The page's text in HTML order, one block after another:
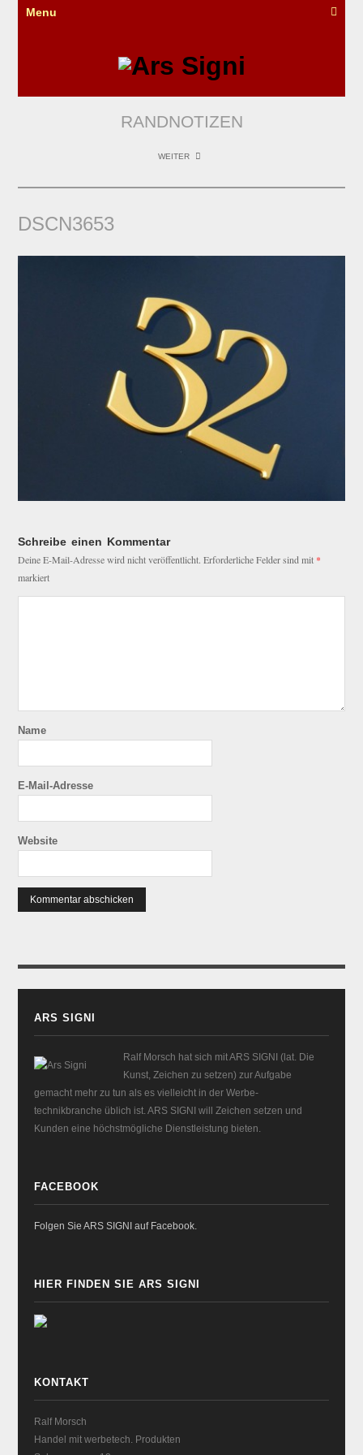
Menu
RANDNOTIZEN
WEITER
DSCN3653
Schreibe einen Kommentar
Deine E-Mail-Adresse wird nicht veröffentlicht. Erforderliche Felder sind mit *
markiert
Name
E-Mail-Adresse
Website
ARS SIGNI
Ralf Morsch hat sich mit ARS SIGNI (lat. Die
Kunst, Zeichen zu setzen) zur Aufgabe
gemacht mehr zu tun als es vielleicht in der Werbe-
technikbranche üblich ist. ARS SIGNI will Zeichen setzen und
Kunden eine höchstmögliche Dienstleistung bieten.
FACEBOOK
Folgen Sie ARS SIGNI auf Facebook.
HIER FINDEN SIE ARS SIGNI
KONTAKT
Ralf Morsch
Handel mit werbetech. Produkten